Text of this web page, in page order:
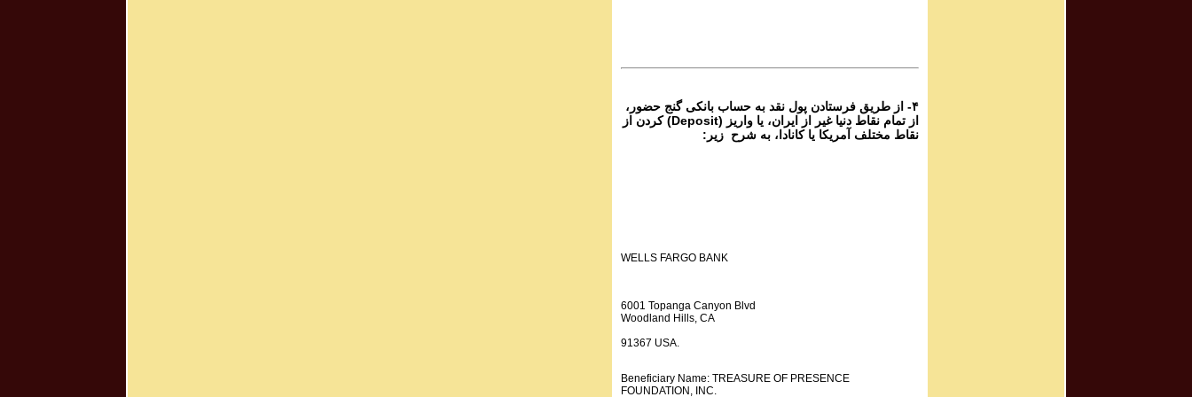
۴- از طریق فرستادن پول نقد به حساب بانکی گنج حضور،
از تمام نقاط دنیا غیر از ایران، یا واریز (Deposit) کردن از
نقاط مختلف آمریکا یا کانادا، به شرح زیر:
WELLS FARGO BANK
6001 Topanga Canyon Blvd
Woodland Hills, CA
91367 USA.
Beneficiary Name: TREASURE OF PRESENCE
FOUNDATION, INC.